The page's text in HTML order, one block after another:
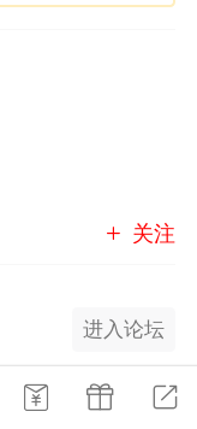
游
关注
进入论坛
平台。发帖请